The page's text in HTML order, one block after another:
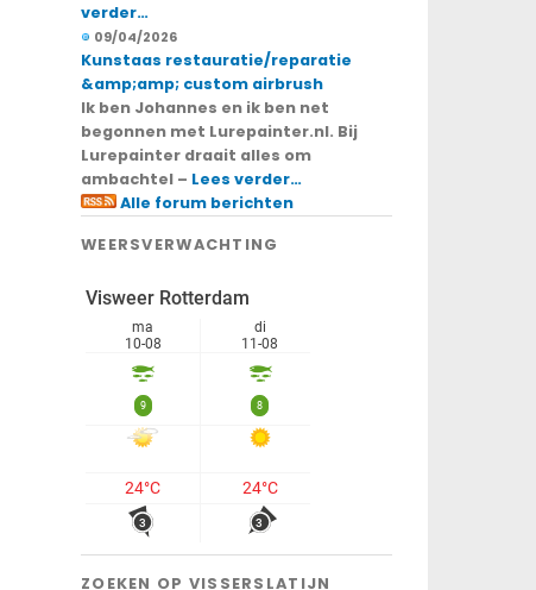
verder…
09/04/2026
Kunstaas restauratie/reparatie
&amp;amp; custom airbrush
Ik ben Johannes en ik ben net
begonnen met Lurepainter.nl. Bij
Lurepainter draait alles om
ambachtel – Lees verder…
Alle forum berichten
WEERSVERWACHTING
ZOEKEN OP VISSERSLATIJN